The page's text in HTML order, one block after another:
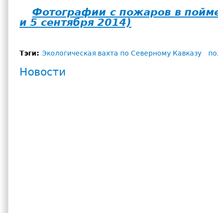
Фотографии с пожаров в
и 5 сентября 2014)
Тэги: Экологическая вахта по Северному Кавказу
Новости